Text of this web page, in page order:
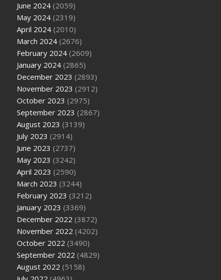
June 2024 (2059)
May 2024 (2319)
April 2024 (2010)
March 2024 (2676)
February 2024 (2609)
January 2024 (2865)
December 2023 (2893)
November 2023 (2912)
October 2023 (2975)
September 2023 (2867)
August 2023 (3139)
July 2023 (2914)
June 2023 (2737)
May 2023 (3242)
April 2023 (2590)
March 2023 (3244)
February 2023 (3212)
January 2023 (3369)
December 2022 (3872)
November 2022 (4202)
October 2022 (3490)
September 2022 (4829)
August 2022 (5158)